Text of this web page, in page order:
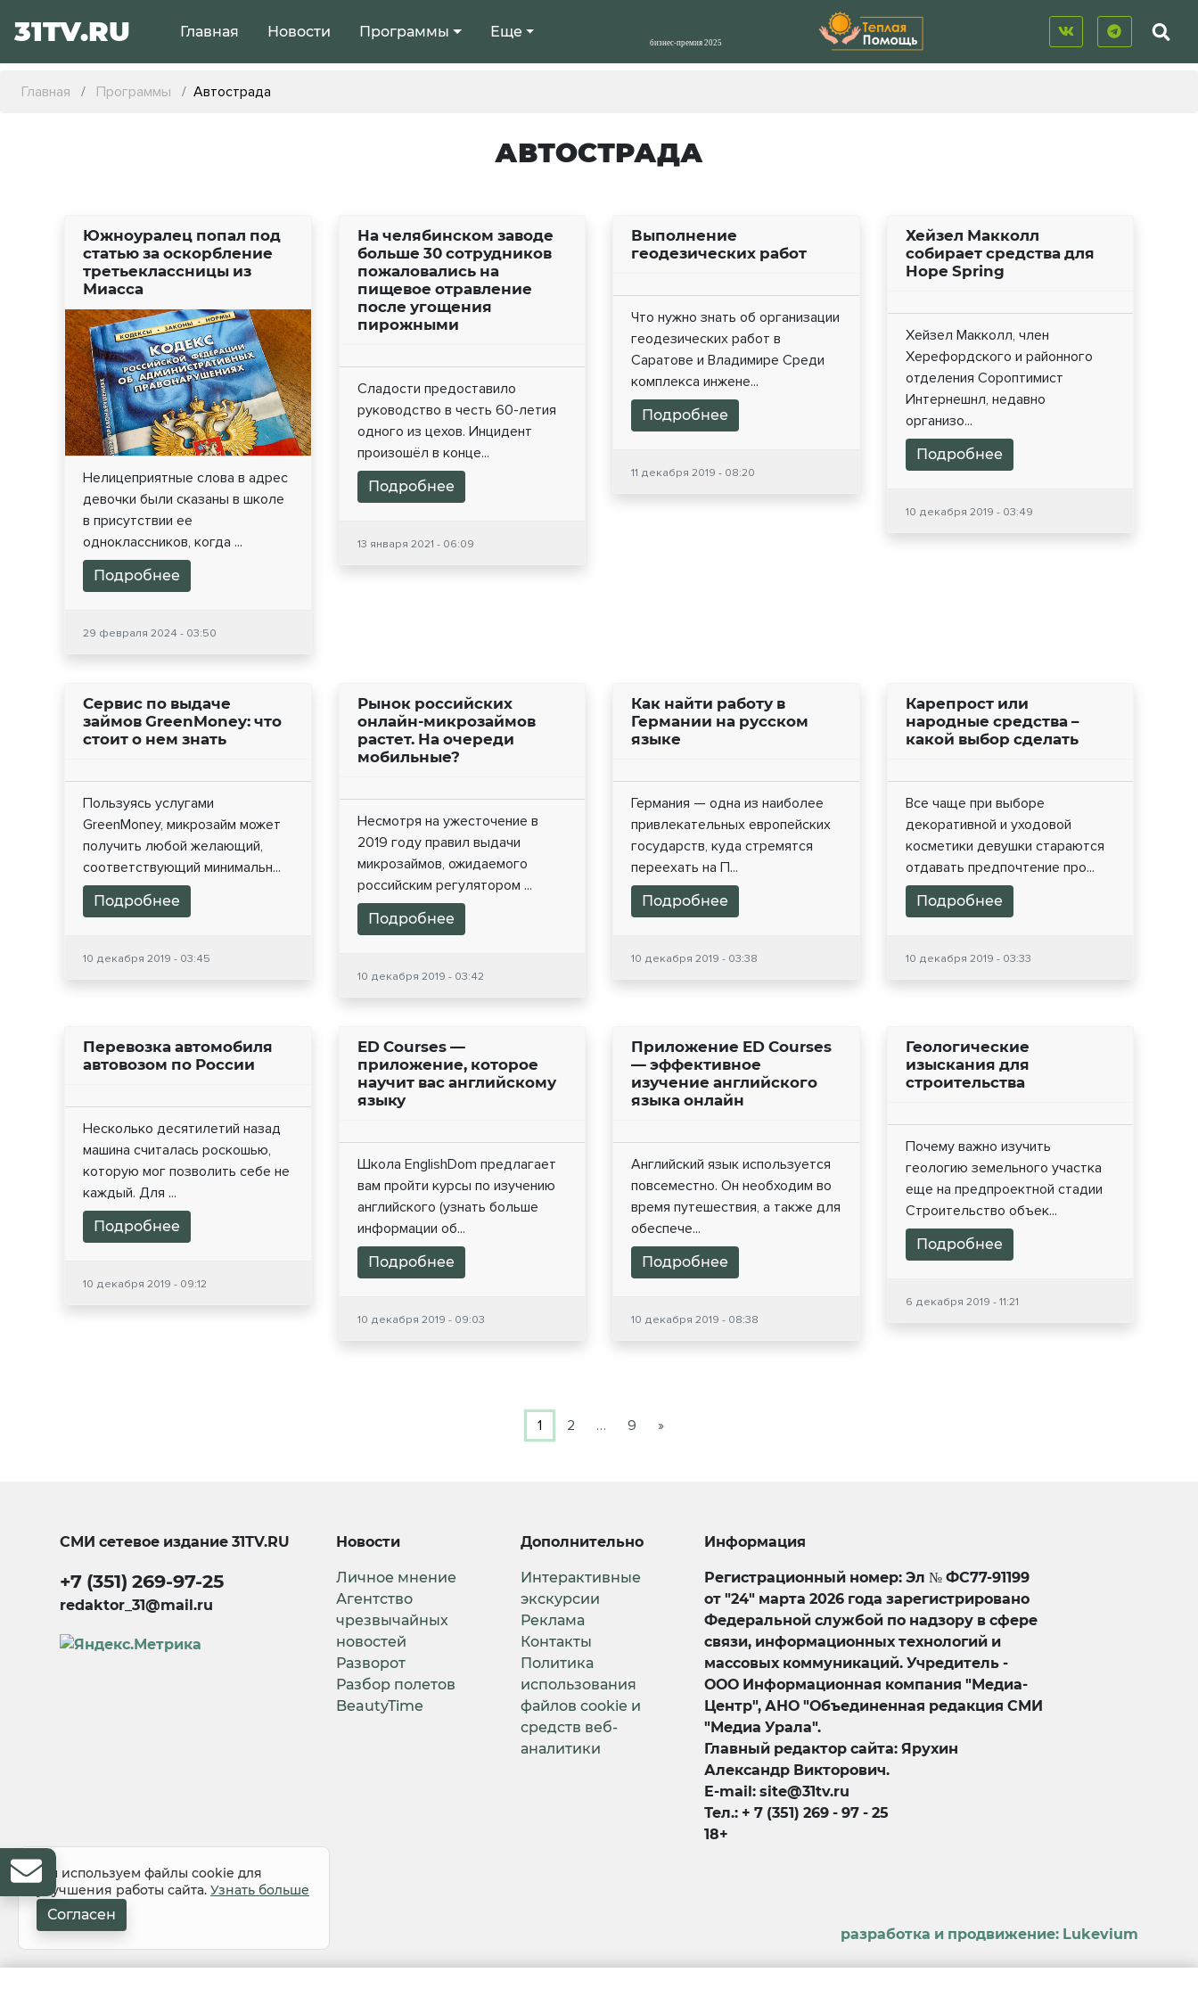
31TV.RU Главная Новости Программы Еще
Главная Программы Автострада
АВТОСТРАДА
Южноуралец попал под
статью за оскорбление
третьеклассницы из
Миасса
Нелицеприятные слова в адрес
девочки были сказаны в школе
в присутствии ее
одноклассников, когда ...
Подробнее
29 февраля 2024 - 03:50
На челябинском заводе
больше 30 сотрудников
пожаловались на
пищевое отравление
после угощения
пирожными
Сладости предоставило
руководство в честь 60-летия
одного из цехов. Инцидент
произошёл в конце...
Подробнее
13 января 2021 - 06:09
Выполнение
геодезических работ
Что нужно знать об организации
геодезических работ в
Саратове и Владимире Среди
комплекса инжене...
Подробнее
11 декабря 2019 - 08:20
Хейзел Макколл
собирает средства для
Hope Spring
Хейзел Макколл, член
Херефордского и районного
отделения Сороптимист
Интернешнл, недавно
организо...
Подробнее
10 декабря 2019 - 03:49
Сервис по выдаче
займов GreenMoney: что
стоит о нем знать
Пользуясь услугами
GreenMoney, микрозайм может
получить любой желающий,
соответствующий минимальн...
Подробнее
10 декабря 2019 - 03:45
Рынок российских
онлайн-микрозаймов
растет. На очереди
мобильные?
Несмотря на ужесточение в
2019 году правил выдачи
микрозаймов, ожидаемого
российским регулятором ...
Подробнее
10 декабря 2019 - 03:42
Как найти работу в
Германии на русском
языке
Германия — одна из наиболее
привлекательных европейских
государств, куда стремятся
переехать на П...
Подробнее
10 декабря 2019 - 03:38
Карепрост или
народные средства –
какой выбор сделать
Все чаще при выборе
декоративной и уходовой
косметики девушки стараются
отдавать предпочтение про...
Подробнее
10 декабря 2019 - 03:33
Перевозка автомобиля
автовозом по России
Несколько десятилетий назад
машина считалась роскошью,
которую мог позволить себе не
каждый. Для ...
Подробнее
10 декабря 2019 - 09:12
ED Courses —
приложение, которое
научит вас английскому
языку
Школа EnglishDom предлагает
вам пройти курсы по изучению
английского (узнать больше
информации об...
Подробнее
10 декабря 2019 - 09:03
Приложение ED Courses
— эффективное
изучение английского
языка онлайн
Английский язык используется
повсеместно. Он необходим во
время путешествия, а также для
обеспече...
Подробнее
10 декабря 2019 - 08:38
Геологические
изыскания для
строительства
Почему важно изучить
геологию земельного участка
еще на предпроектной стадии
Строительство объек...
Подробнее
6 декабря 2019 - 11:21
1 2 … 9 »
СМИ сетевое издание31TV.RU
+7 (351) 269-97-25
redaktor_31@mail.ru
Новости
Личное мнение
Агентство
чрезвычайных
новостей
Разворот
Разбор полетов
BeautyTime
Дополнительно
Интерактивные
экскурсии
Реклама
Контакты
Политика
использования
файлов cookie и
средств веб-
аналитики
Информация
Регистрационный номер: Эл № ФС77-91199
от "24" марта 2026 года зарегистрировано
Федеральной службой по надзору в сфере
связи, информационных технологий и
массовых коммуникаций. Учредитель -
ООО Информационная компания "Медиа-
Центр", АНО "Объединенная редакция СМИ
"Медиа Урала".
Главный редактор сайта: Ярухин
Александр Викторович.
E-mail: site@31tv.ru
Тел.: + 7 (351) 269 - 97 - 25
18+
© 2008-2026 Все права защищены разработка и продвижение: Lukevium
Мы используем файлы cookie для
улучшения работы сайта. Узнать больше
Согласен